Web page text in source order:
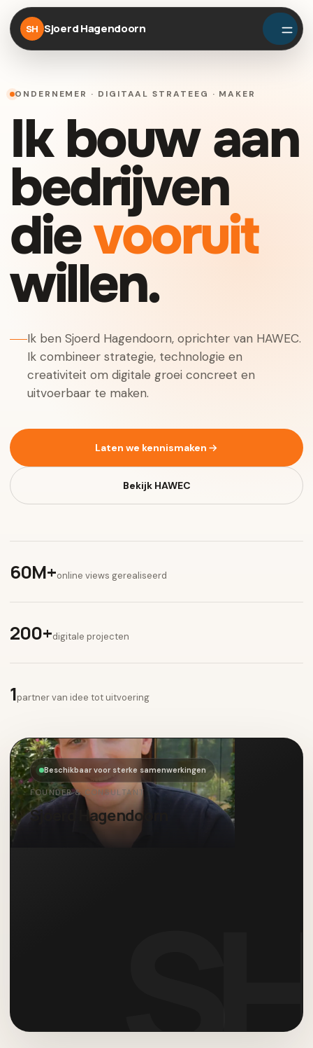
SH Sjoerd Hagendoorn
ONDERNEMER · DIGITAAL STRATEEG · MAKER
Ik bouw aan
bedrijven
dievooruit
willen.
Ik ben Sjoerd Hagendoorn, oprichter van HAWEC.
Ik combineer strategie, technologie en
creativiteit om digitale groei concreet en
uitvoerbaar te maken.
Laten we kennismaken
Bekijk HAWEC
60M+online views gerealiseerd
200+digitale projecten
1partner van idee tot uitvoering
Beschikbaar voor sterke samenwerkingen
FOUNDER & CONSULTANT
Sjoerd Hagendoorn